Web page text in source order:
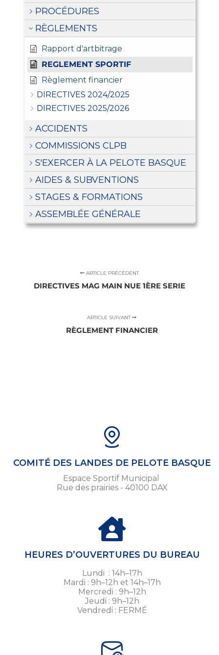
PROCÉDURES
RÈGLEMENTS
Rapport d'artbitrage
REGLEMENT SPORTIF
Règlement financier
DIRECTIVES 2024/2025
DIRECTIVES 2025/2026
ACCIDENTS
COMMISSIONS CLPB
S'EXERCER À LA PELOTE BASQUE
AIDES & SUBVENTIONS
STAGES & FORMATIONS
ASSEMBLÉE GÉNÉRALE
ARTICLE PRÉCÉDENT
DIRECTIVES MAG MAIN NUE 1ÈRE SERIE
ARTICLE SUIVANT
RÈGLEMENT FINANCIER
COMITÉ DES LANDES DE PELOTE BASQUE
Espace Sportif Municipal
Rue des prairies - 40100 DAX
HEURES D’OUVERTURES DU BUREAU
Lundi : 14h–17h
Mardi : 9h–12h et 14h–17h
Mercredi : 9h–12h
Jeudi : 9h–12h
Vendredi : FERMÉ